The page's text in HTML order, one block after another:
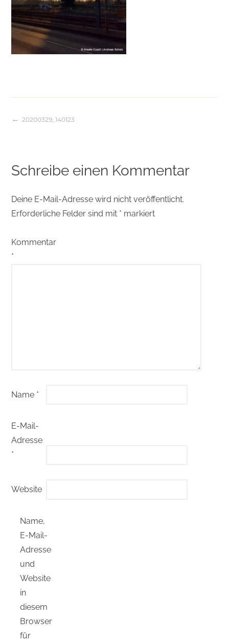
Beitragsnavigation
20200329_140123
Schreibe einen Kommentar
Deine E-Mail-Adresse wird nicht veröffentlicht.
Erforderliche Felder sind mit * markiert
Kommentar
*
Name *
E-Mail-
Adresse
*
Website
Name,
E-Mail-
Adresse
und
Website
in
diesem
Browser
für